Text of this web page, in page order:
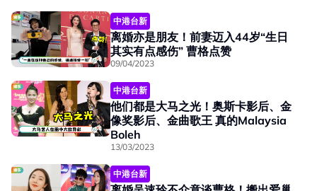
中港台新
离婚亦是朋友！前妻迈入44岁“生日
其实有点感伤” 曹格点赞
09/04/2023
中港台新
他们都是大马之光！奥斯卡影后、金
像奖影后、金曲歌王 真的Malaysia
Boleh
13/03/2023
中港台新